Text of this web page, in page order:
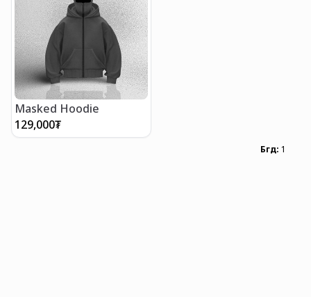
Masked Hoodie
129,000₮
Бүгд: 1